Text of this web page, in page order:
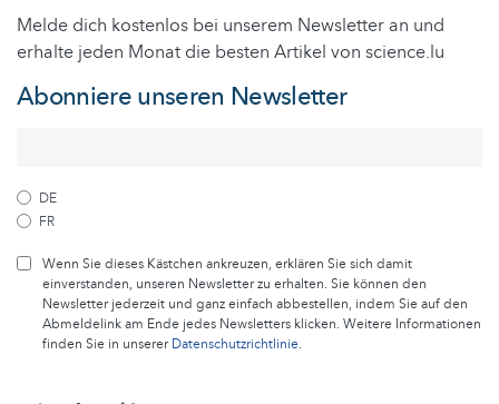
Melde dich kostenlos bei unserem Newsletter an und
erhalte jeden Monat die besten Artikel von science.lu
Abonniere unseren Newsletter
DE
FR
Wenn Sie dieses Kästchen ankreuzen, erklären Sie sich damit
einverstanden, unseren Newsletter zu erhalten. Sie können den
Newsletter jederzeit und ganz einfach abbestellen, indem Sie auf den
Abmeldelink am Ende jedes Newsletters klicken. Weitere Informationen
finden Sie in unsererDatenschutzrichtlinie.